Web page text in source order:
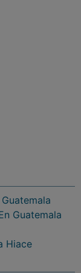
Guatemala
Hiace